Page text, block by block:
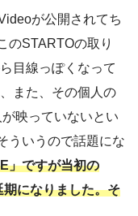
が公開されてち
のSTARTOの取り
目線っぽくなって
また、その個人の
映っていないとい
ういうので話題にな
」ですが当初の
になりました。そ